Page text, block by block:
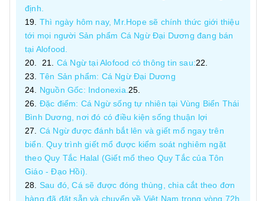
định.
Thì ngày hôm nay, Mr.Hope sẽ chính thức giới thiệu
tới mọi người Sản phẩm Cá Ngừ Đại Dương đang bán
tại Alofood.
Cá Ngừ tại Alofood có thông tin sau:
Tên Sản phẩm: Cá Ngừ Đại Dương
Nguồn Gốc: Indonexia.
Đặc điểm: Cá Ngừ sống tự nhiên tại Vùng Biển Thái
Bình Dương, nơi đó có điều kiện sống thuận lợi
Cá Ngừ được đánh bắt lên và giết mổ ngay trên
biển. Quy trình giết mổ được kiểm soát nghiêm ngặt
theo Quy Tắc Halal (Giết mổ theo Quy Tắc của Tôn
Giáo - Đạo Hồi).
Sau đó, Cá sẽ được đóng thùng, chia cắt theo đơn
hàng đã đặt sẵn và chuyển về Việt Nam trong vòng 72h